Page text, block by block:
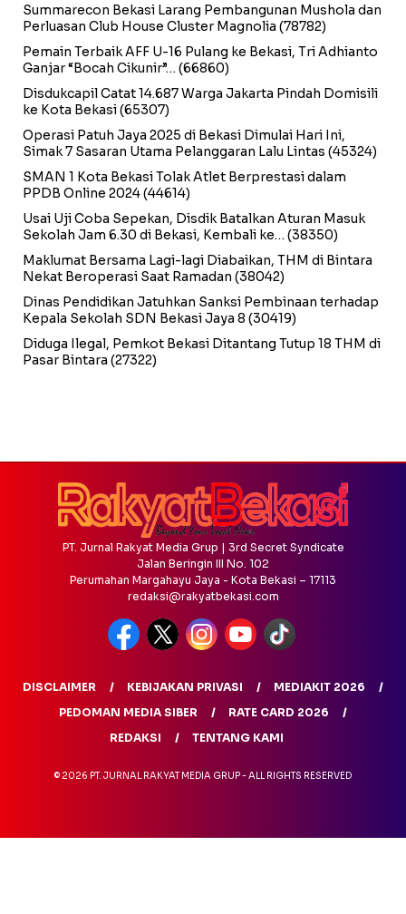
Summarecon Bekasi Larang Pembangunan Mushola dan
Perluasan Club House Cluster Magnolia (78782)
Pemain Terbaik AFF U-16 Pulang ke Bekasi, Tri Adhianto
Ganjar “Bocah Cikunir”… (66860)
Disdukcapil Catat 14.687 Warga Jakarta Pindah Domisili
ke Kota Bekasi(65307)
Operasi Patuh Jaya 2025 di Bekasi Dimulai Hari Ini,
Simak 7 Sasaran Utama Pelanggaran Lalu Lintas (45324)
SMAN 1 Kota Bekasi Tolak Atlet Berprestasi dalam
PPDB Online 2024(44614)
Usai Uji Coba Sepekan, Disdik Batalkan Aturan Masuk
Sekolah Jam 6.30 di Bekasi, Kembali ke… (38350)
Maklumat Bersama Lagi-lagi Diabaikan, THM di Bintara
Nekat Beroperasi Saat Ramadan (38042)
Dinas Pendidikan Jatuhkan Sanksi Pembinaan terhadap
Kepala Sekolah SDN Bekasi Jaya 8 (30419)
Diduga Ilegal, Pemkot Bekasi Ditantang Tutup 18 THM di
Pasar Bintara (27322)
PT. Jurnal Rakyat Media Grup | 3rd Secret Syndicate
Jalan Beringin III No. 102
Perumahan Margahayu Jaya - Kota Bekasi – 17113
redaksi@rakyatbekasi.com
DISCLAIMER KEBIJAKAN PRIVASI
MEDIAKIT 2026
PEDOMAN MEDIA SIBER
RATE CARD 2026
REDAKSI
TENTANG KAMI
© 2026 PT. JURNAL RAKYAT MEDIA GRUP - ALL RIGHTS RESERVED